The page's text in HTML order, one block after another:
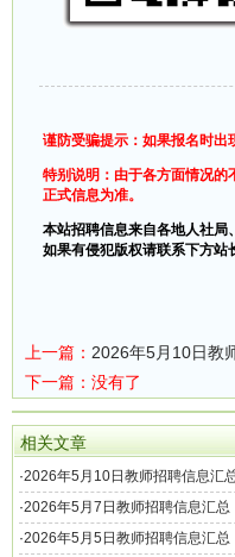
谨防受骗提示：如果报名时出
特别说明：由于各方面情况的
正式信息为准。
本站招聘信息来自各地人社局
如果有侵犯版权请联系下方站
上一篇： 2026年5月10日教
下一篇：没有了
相关文章
·2026年5月10日教师招聘信息汇
·2026年5月7日教师招聘信息汇总
·2026年5月5日教师招聘信息汇总